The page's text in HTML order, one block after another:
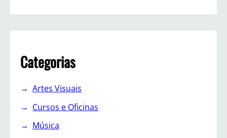
Categorias
Artes Visuais
Cursos e Oficinas
Música